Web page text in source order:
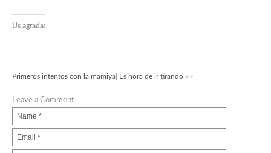
Us agrada:
Primeros intentos con la mamiya Es hora de ir tirando » »
Leave a Comment